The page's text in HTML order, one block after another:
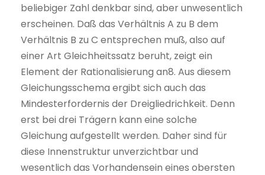
beliebiger Zahl denkbar sind, aber unwesentlich
erscheinen. Daß das Verhältnis A zu B dem
Verhältnis B zu C entsprechen muß, also auf
einer Art Gleichheitssatz beruht, zeigt ein
Element der Rationalisierung an8. Aus diesem
Gleichungsschema ergibt sich auch das
Mindesterfordernis der Dreigliedrichkeit. Denn
erst bei drei Trägern kann eine solche
Gleichung aufgestellt werden. Daher sind für
diese Innenstruktur unverzichtbar und
wesentlich das Vorhandensein eines obersten